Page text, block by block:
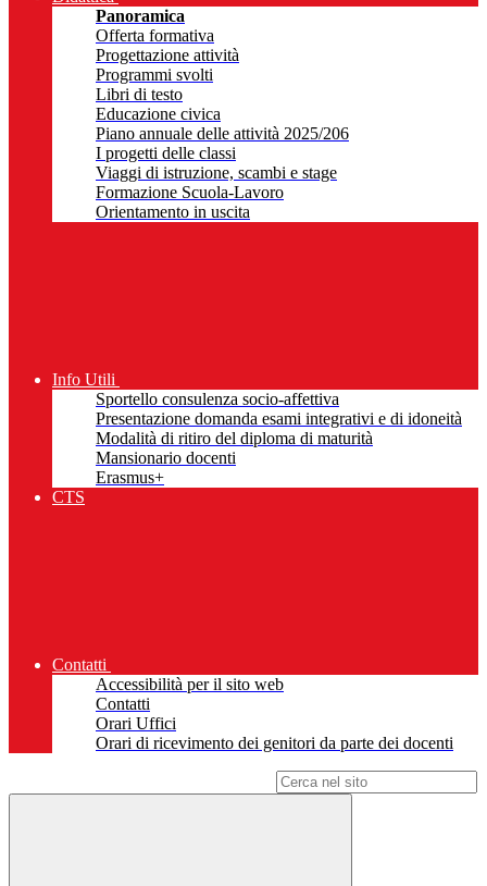
Panoramica
Offerta formativa
Progettazione attività
Programmi svolti
Libri di testo
Educazione civica
Piano annuale delle attività 2025/206
I progetti delle classi
Viaggi di istruzione, scambi e stage
Formazione Scuola-Lavoro
Orientamento in uscita
Info Utili
Sportello consulenza socio-affettiva
Presentazione domanda esami integrativi e di idoneità
Modalità di ritiro del diploma di maturità
Mansionario docenti
Erasmus+
CTS
Contatti
Accessibilità per il sito web
Contatti
Orari Uffici
Orari di ricevimento dei genitori da parte dei docenti